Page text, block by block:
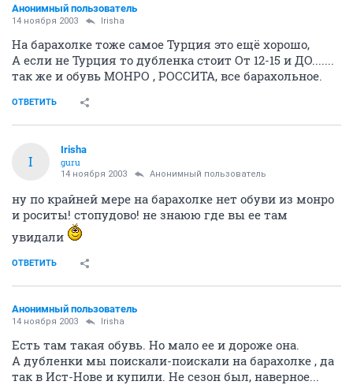
Анонимный пользователь
14 ноября 2003 Irisha
На барахолке тоже самое Турция это ещё хорошо,
А если не Турция то дубленка стоит От 12-15 и ДО.......
так же и обувь МОНРО , РОССИТА, все барахольное.
ОТВЕТИТЬ
I
Irisha
guru
14 ноября 2003 Анонимный пользователь
ну по крайней мере на барахолке нет обуви из монро
и роситы! стопудово! не знаюю где вы ее там
увидали
ОТВЕТИТЬ
Анонимный пользователь
14 ноября 2003 Irisha
Есть там такая обувь. Но мало ее и дороже она.
А дубленки мы поискали-поискали на барахолке , да
так в Ист-Нове и купили. Не сезон был, наверное...